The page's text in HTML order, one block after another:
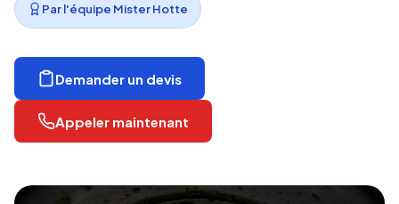
Par l'équipe Mister Hotte
Demander un devis
Appeler maintenant